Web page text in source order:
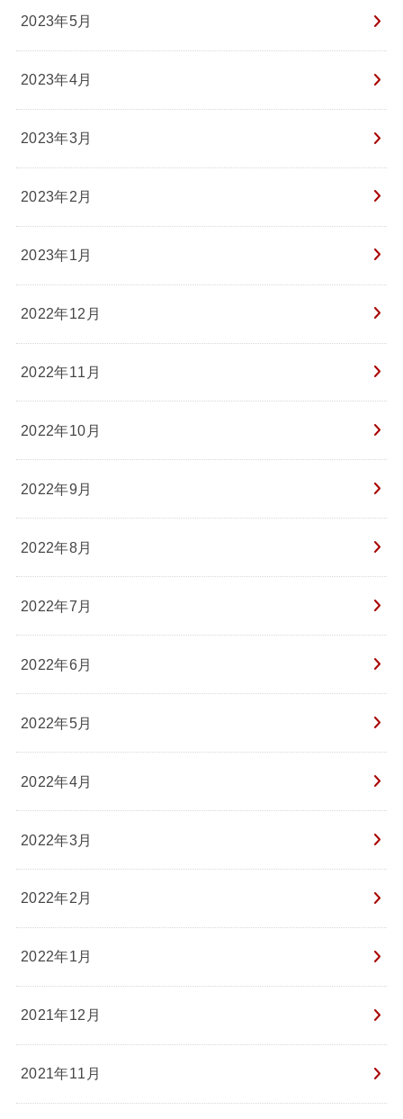
2023年5月
2023年4月
2023年3月
2023年2月
2023年1月
2022年12月
2022年11月
2022年10月
2022年9月
2022年8月
2022年7月
2022年6月
2022年5月
2022年4月
2022年3月
2022年2月
2022年1月
2021年12月
2021年11月